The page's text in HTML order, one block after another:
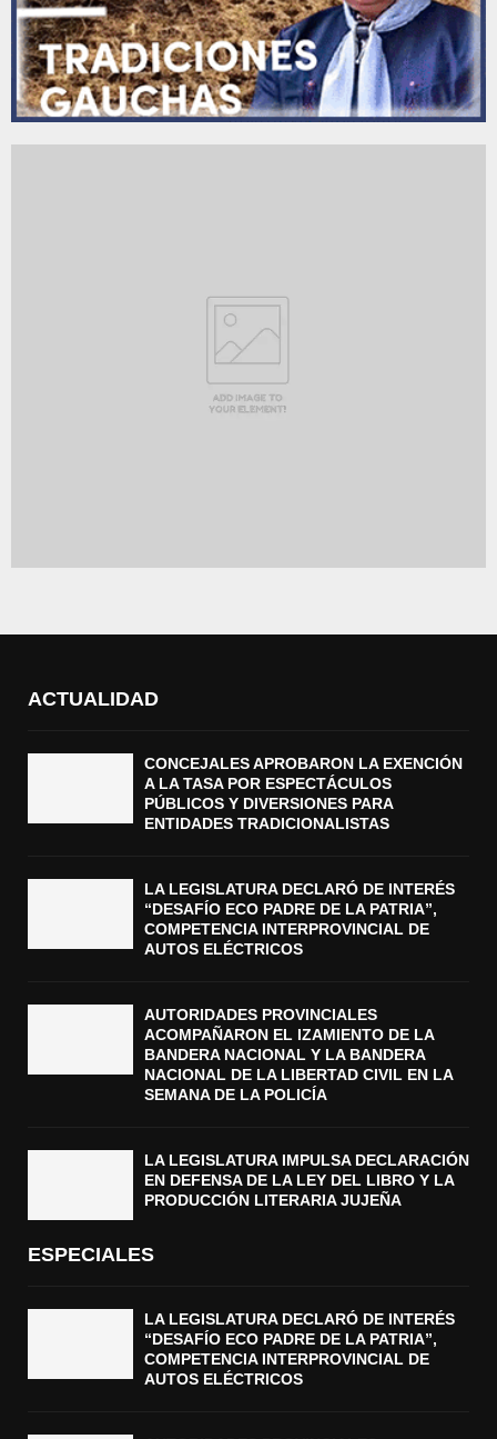
ACTUALIDAD
CONCEJALES APROBARON LA EXENCIÓN
A LA TASA POR ESPECTÁCULOS
PÚBLICOS Y DIVERSIONES PARA
ENTIDADES TRADICIONALISTAS
LA LEGISLATURA DECLARÓ DE INTERÉS
“DESAFÍO ECO PADRE DE LA PATRIA”,
COMPETENCIA INTERPROVINCIAL DE
AUTOS ELÉCTRICOS
AUTORIDADES PROVINCIALES
ACOMPAÑARON EL IZAMIENTO DE LA
BANDERA NACIONAL Y LA BANDERA
NACIONAL DE LA LIBERTAD CIVIL EN LA
SEMANA DE LA POLICÍA
LA LEGISLATURA IMPULSA DECLARACIÓN
EN DEFENSA DE LA LEY DEL LIBRO Y LA
PRODUCCIÓN LITERARIA JUJEÑA
ESPECIALES
LA LEGISLATURA DECLARÓ DE INTERÉS
“DESAFÍO ECO PADRE DE LA PATRIA”,
COMPETENCIA INTERPROVINCIAL DE
AUTOS ELÉCTRICOS